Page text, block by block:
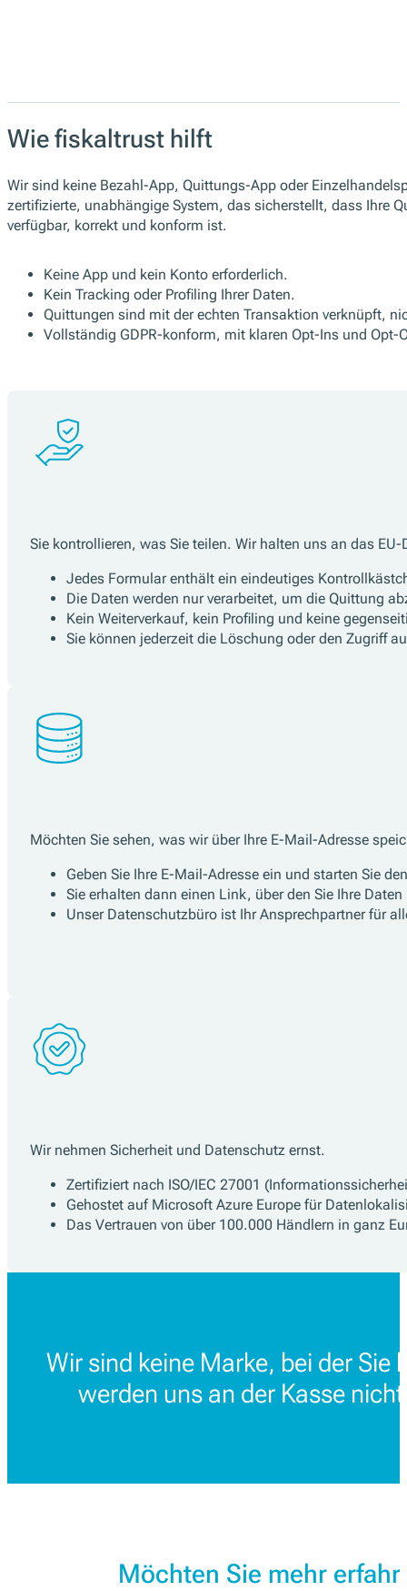
Wie fiskaltrust hilft
Wir sind keine Bezahl-App, Quittungs-App oder
zertifizierte, unabhängige System, das sicherstellt, dass Ihre
verfügbar, korrekt und konform ist.
Keine App und kein Konto erforderlich.
Kein Tracking oder Profiling Ihrer Daten.
Quittungen sind mit der echten Transaktion verknüpft,
Vollständig GDPR-konform, mit klaren Opt-Ins und Opt-
Sie kontrollieren, was Sie teilen. Wir halten uns an das
Jedes Formular enthält ein eindeutiges
Die Daten werden nur verarbeitet, um die Quittung
Kein Weiterverkauf, kein Profiling und keine
Sie können jederzeit die Löschung oder den Zugriff
Möchten Sie sehen, was wir über Ihre E-Mail-Adresse
Geben Sie Ihre E-Mail-Adresse ein und starten Sie
Sie erhalten dann einen Link, über den Sie Ihre
Unser Datenschutzbüro ist Ihr Ansprechpartner für
Wir nehmen Sicherheit und Datenschutz ernst.
Zertifiziert nach ISO/IEC 27001
Gehostet auf Microsoft Azure Europe für
Das Vertrauen von über 100.000 Händlern in ganz
Wir sind keine Marke, bei der Sie
werden uns an der Kasse
Möchten Sie mehr